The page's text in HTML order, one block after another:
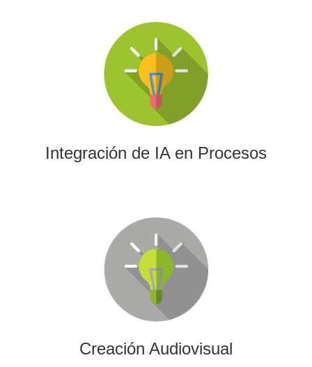
Integración de IA en Procesos
Integración de IA en Procesos
La IA permitirá a su empresa aprovechar el poder de los
algoritmos y las herramientas más avanzadas para el
análisis de datos y la creación de contenidos.
Creación Audiovisual
Creación Audiovisual
Ofrecemos soluciones creativas, de producción y edición
para cualquier tipo de contenido audiovisual: vídeos
promocionales, spots o cobertura audiovisual de eventos.